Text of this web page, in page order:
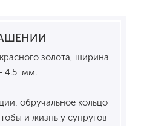
золота, ширина
4.5 мм.
обручальное кольцо
и жизнь у супругов